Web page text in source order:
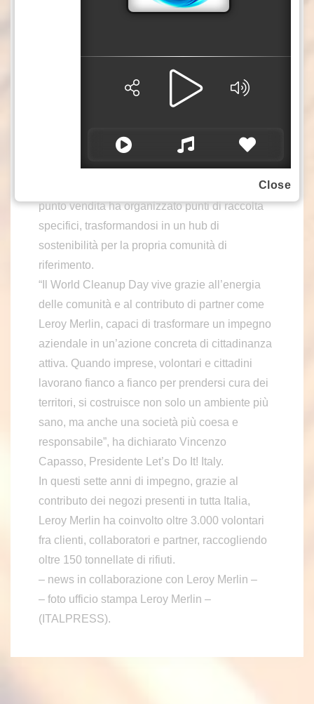
quanto sia importante trasformare i nostri valori
Stakeholder Engagement Manager di Leroy
Le attività della giornata hanno incluso non solo
rifiuti, con particolare attenzione alla
sensibilizzazione dei partecipanti
punto vendita ha organizzato punti di raccolta
specifici, trasformandosi in un hub di
sostenibilità per la propria comunità di
riferimento.
“Il World Cleanup Day vive grazie all’energia
delle comunità e al contributo di partner come
Leroy Merlin, capaci di trasformare un impegno
aziendale in un’azione concreta di cittadinanza
attiva. Quando imprese, volontari e cittadini
lavorano fianco a fianco per prendersi cura dei
territori, si costruisce non solo un ambiente più
sano, ma anche una società più coesa e
responsabile”, ha dichiarato Vincenzo
Capasso, Presidente Let’s Do It! Italy.
In questi sette anni di impegno, grazie al
contributo dei negozi presenti in tutta Italia,
Leroy Merlin ha coinvolto oltre 3.000 volontari
fra clienti, collaboratori e partner, raccogliendo
oltre 150 tonnellate di rifiuti.
– news in collaborazione con Leroy Merlin –
– foto ufficio stampa Leroy Merlin –
(ITALPRESS).
Close